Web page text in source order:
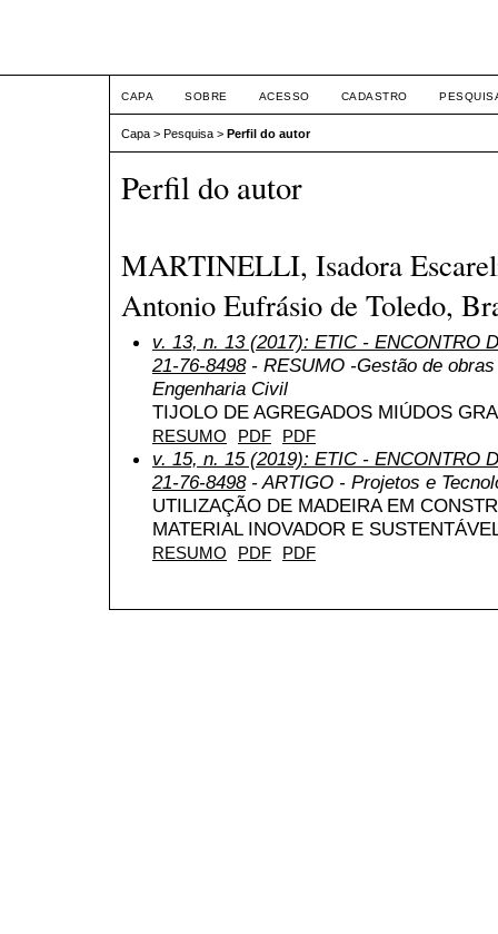
CAPA SOBRE ACESSO CADASTRO
Capa > Pesquisa > Perfil do autor
Perfil do autor
MARTINELLI, Isadora
Antonio Eufrásio de Toledo,
v. 13, n. 13 (2017): ETIC - ENCONTRO
21-76-8498- RESUMO -Gestão de
Engenharia Civil
TIJOLO DE AGREGADOS MIÚDOS
RESUMO PDF PDF
v. 15, n. 15 (2019): ETIC - ENCONTRO
21-76-8498- ARTIGO - Projetos e
UTILIZAÇÃO DE MADEIRA EM
MATERIAL INOVADOR E
RESUMO PDF PDF